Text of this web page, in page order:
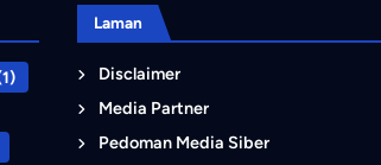
Laman
Disclaimer
Media Partner
Pedoman Media Siber